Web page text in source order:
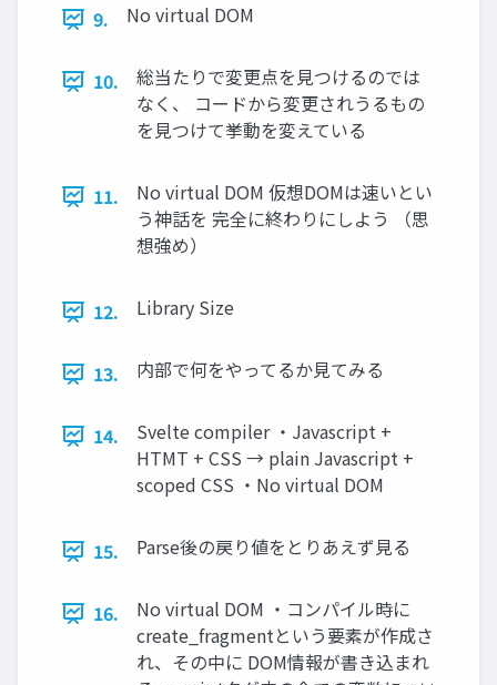
9. No virtual DOM
10.
総当たりで変更点を見つけるのでは
なく、 コードから変更されうるもの
を見つけて挙動を変えている
11.
No virtual DOM 仮想DOMは速いとい
う神話を 完全に終わりにしよう （思
想強め）
12. Library Size
13. 内部で何をやってるか見てみる
14.
Svelte compiler ・Javascript +
HTMT + CSS → plain Javascript +
scoped CSS ・No virtual DOM
15. Parse後の戻り値をとりあえず見る
16.
No virtual DOM ・コンパイル時に
create_fragmentという要素が作成さ
れ、その中に DOM情報が書き込まれ